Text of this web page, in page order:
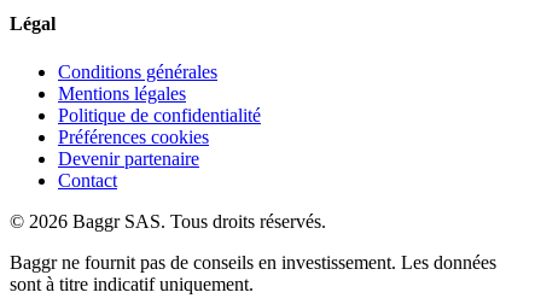
Légal
Conditions générales
Mentions légales
Politique de confidentialité
Préférences cookies
Devenir partenaire
Contact
© 2026 Baggr SAS. Tous droits réservés.
Baggr ne fournit pas de conseils en investissement. Les données
sont à titre indicatif uniquement.